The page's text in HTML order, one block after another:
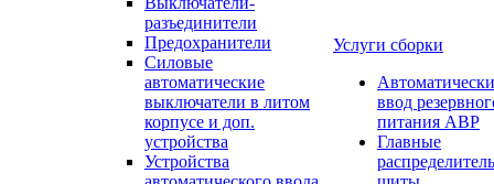
разъединители
Предохранители
Силовые
автоматические
выключатели в литом
корпусе и доп.
устройства
Устройства
Услуги сборки
ввод
питания АВР
Главные